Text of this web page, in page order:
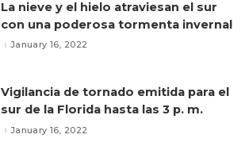
La nieve y el hielo atraviesan el sur
con una poderosa tormenta invernal
January 16, 2022
Vigilancia de tornado emitida para el
sur de la Florida hasta las 3 p. m.
January 16, 2022